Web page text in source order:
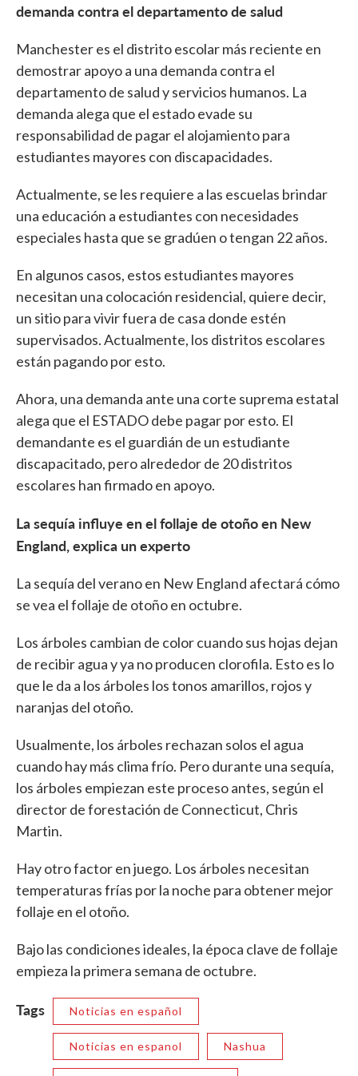
demanda contra el departamento de salud
Manchester es el distrito escolar más reciente en
demostrar apoyo a una demanda contra el
departamento de salud y servicios humanos. La
demanda alega que el estado evade su
responsabilidad de pagar el alojamiento para
estudiantes mayores con discapacidades.
Actualmente, se les requiere a las escuelas brindar
una educación a estudiantes con necesidades
especiales hasta que se gradúen o tengan 22 años.
En algunos casos, estos estudiantes mayores
necesitan una colocación residencial, quiere decir,
un sitio para vivir fuera de casa donde estén
supervisados. Actualmente, los distritos escolares
están pagando por esto.
Ahora, una demanda ante una corte suprema estatal
alega que el ESTADO debe pagar por esto. El
demandante es el guardián de un estudiante
discapacitado, pero alrededor de 20 distritos
escolares han firmado en apoyo.
La sequía influye en el follaje de otoño en New
England, explica un experto
La sequía del verano en New England afectará cómo
se vea el follaje de otoño en octubre.
Los árboles cambian de color cuando sus hojas dejan
de recibir agua y ya no producen clorofila. Esto es lo
que le da a los árboles los tonos amarillos, rojos y
naranjas del otoño.
Usualmente, los árboles rechazan solos el agua
cuando hay más clima frío. Pero durante una sequía,
los árboles empiezan este proceso antes, según el
director de forestación de Connecticut, Chris
Martin.
Hay otro factor en juego. Los árboles necesitan
temperaturas frías por la noche para obtener mejor
follaje en el otoño.
Bajo las condiciones ideales, la época clave de follaje
empieza la primera semana de octubre.
Tags Noticias en español
Noticias en espanol Nashua